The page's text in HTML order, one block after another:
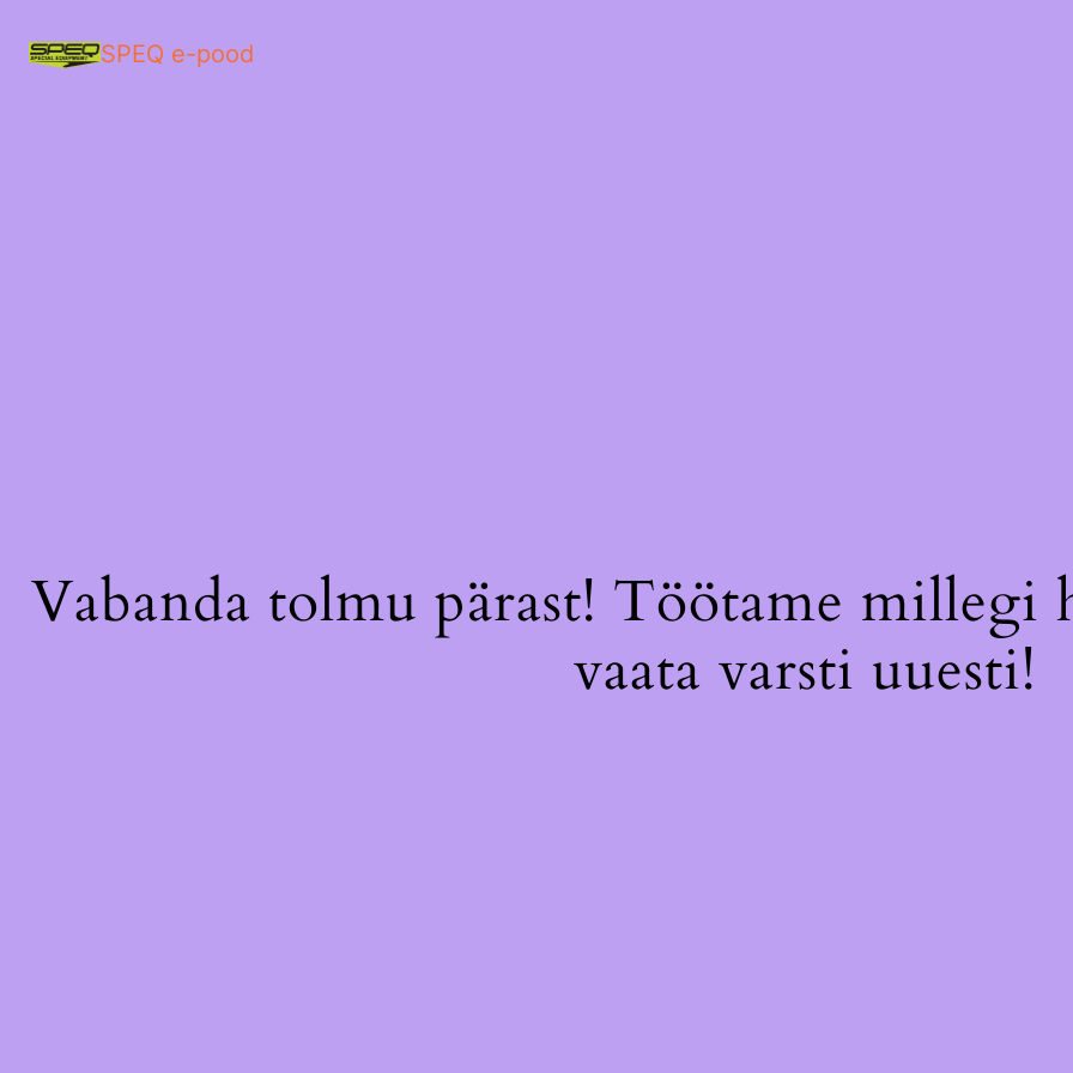
SPEQ e-pood
Vabanda tolmu pärast! Töötame millegi
vaata varsti uuesti!